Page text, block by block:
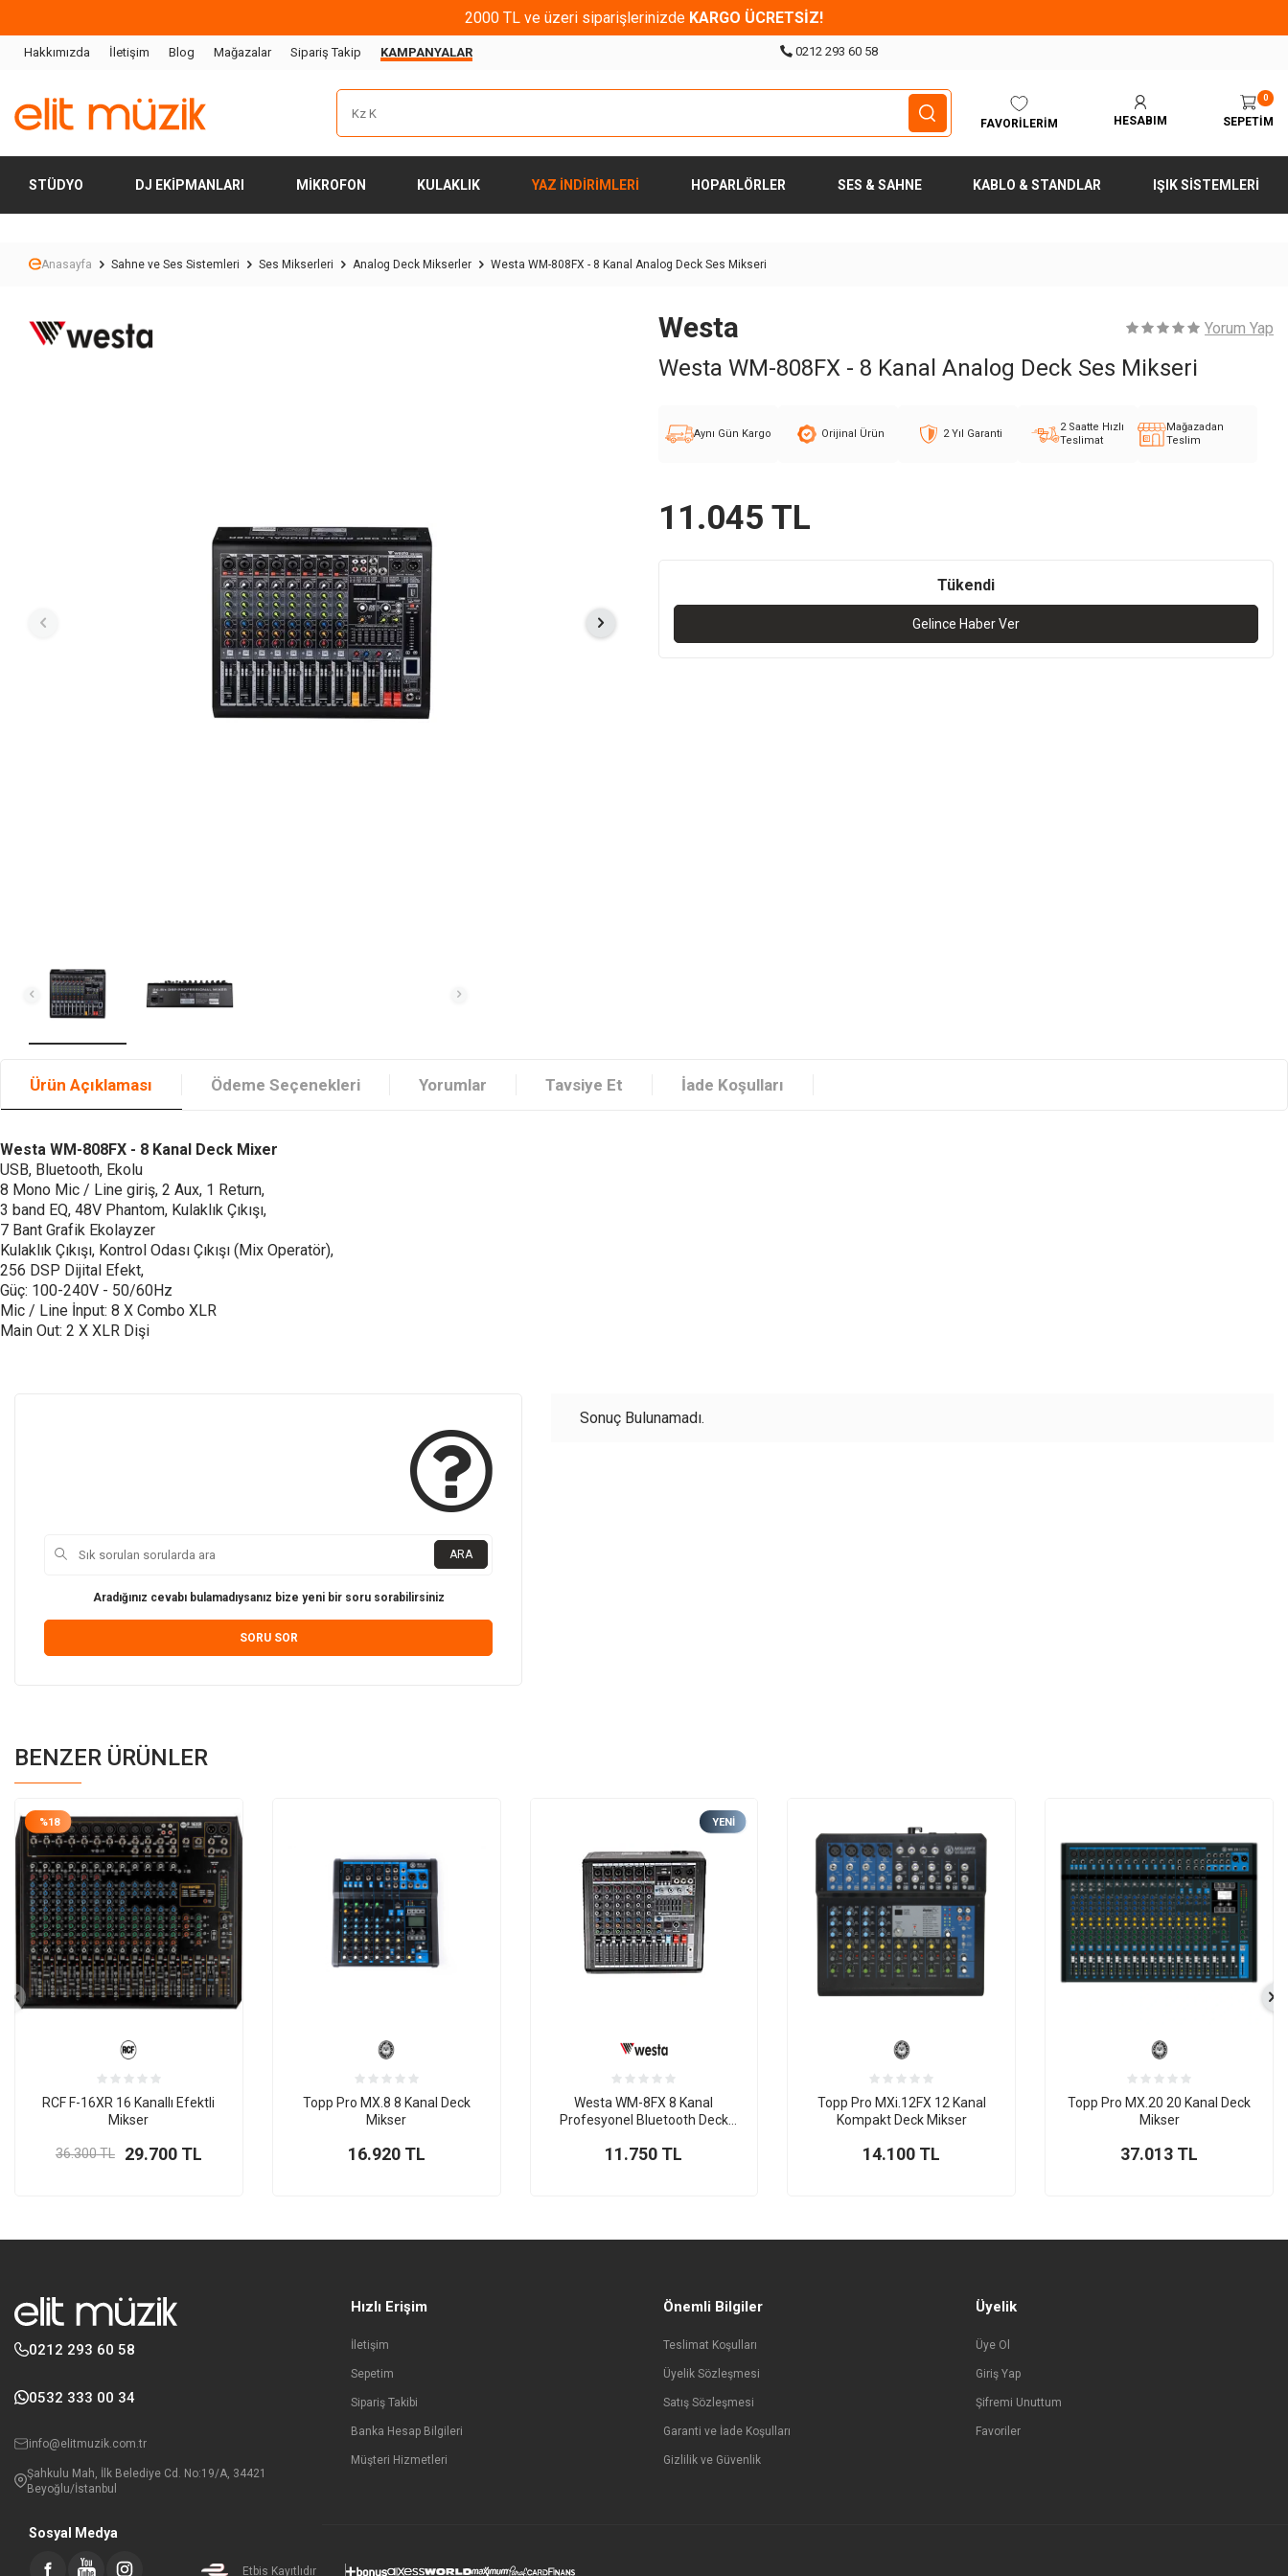
2000 TL ve üzeri siparişlerinizde KARGO ÜCRETSİZ!
Hakkımızda İletişim Blog Mağazalar Sipariş Takip KAMPANYALAR 0212 293 60 58
FAVORILERIM HESABIM
0
SEPETIM
STÜDYO DJ EKIPMANLARI MIKROFON KULAKLIK YAZ İNDİRİMLERİ HOPARLÖRLER SES & SAHNE KABLO & STANDLAR IŞIK SISTEMLERI
Anasayfa Sahne ve Ses Sistemleri Ses Mikserleri Analog Deck Mikserler Westa WM-808FX - 8 Kanal Analog Deck Ses Mikseri
Westa Yorum Yap
Westa WM-808FX - 8 Kanal Analog Deck Ses Mikseri
Aynı Gün Kargo Orijinal Ürün 2 Yıl Garanti
2 Saatte Hızlı
Teslimat
Mağazadan
Teslim
11.045 TL
Tükendi
Gelince Haber Ver
Ürün Açıklaması Ödeme Seçenekleri Yorumlar Tavsiye Et İade Koşulları
Westa WM-808FX - 8 Kanal Deck Mixer
USB, Bluetooth, Ekolu
8 Mono Mic / Line giriş, 2 Aux, 1 Return,
3 band EQ, 48V Phantom, Kulaklık Çıkışı,
7 Bant Grafik Ekolayzer
Kulaklık Çıkışı, Kontrol Odası Çıkışı (Mix Operatör),
256 DSP Dijital Efekt,
Güç: 100-240V - 50/60Hz
Mic / Line İnput: 8 X Combo XLR
Main Out: 2 X XLR Dişi
ARA
Aradığınız cevabı bulamadıysanız bize yeni bir soru sorabilirsiniz
SORU SOR
Sonuç Bulunamadı.
BENZER ÜRÜNLER
%18
RCF F-16XR 16 Kanallı Efektli
Mikser
36.300TL 29.700TL
Topp Pro MX.8 8 Kanal Deck
Mikser
16.920TL
YENI
Westa WM-8FX 8 Kanal
Profesyonel Bluetooth Deck
11.750 TL
Topp Pro MXi.12FX 12 Kanal
Kompakt Deck Mikser
14.100 TL
Topp Pro MX.20 20 Kanal Deck
Mikser
37.013 TL
Hızlı Erişim
İletişim
Sepetim
Sipariş Takibi
Banka Hesap Bilgileri
Müşteri Hizmetleri
Önemli Bilgiler
Teslimat Koşulları
Üyelik Sözleşmesi
Satış Sözleşmesi
Garanti ve İade Koşulları
Gizlilik ve Güvenlik
Üyelik
Üye Ol
Giriş Yap
Şifremi Unuttum
Favoriler
0212 293 60 58
0532 333 00 34
info@elitmuzik.com.tr
Şahkulu Mah, İlk Belediye Cd. No:19/A, 34421
Beyoğlu/İstanbul
Sosyal Medya
Etbis Kayıtlıdır